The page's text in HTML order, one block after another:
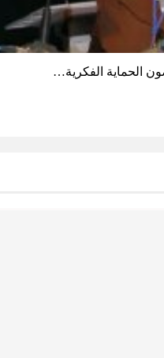
الحماية الفكرية…